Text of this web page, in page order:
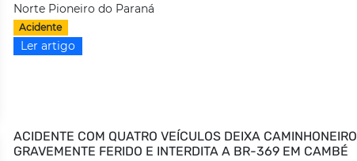
Norte Pioneiro do Paraná
Acidente
Ler artigo
ACIDENTE COM QUATRO VEÍCULOS DEIXA CAMINHONEIRO
GRAVEMENTE FERIDO E INTERDITA A BR-369 EM CAMBÉ